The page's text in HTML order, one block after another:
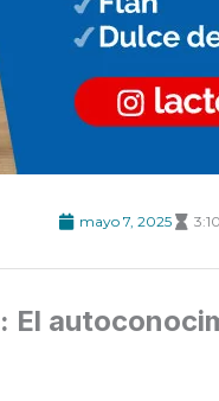
mayo 7, 2025